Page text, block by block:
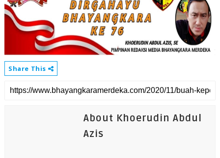
Share This
About Khoerudin Abdul
Azis